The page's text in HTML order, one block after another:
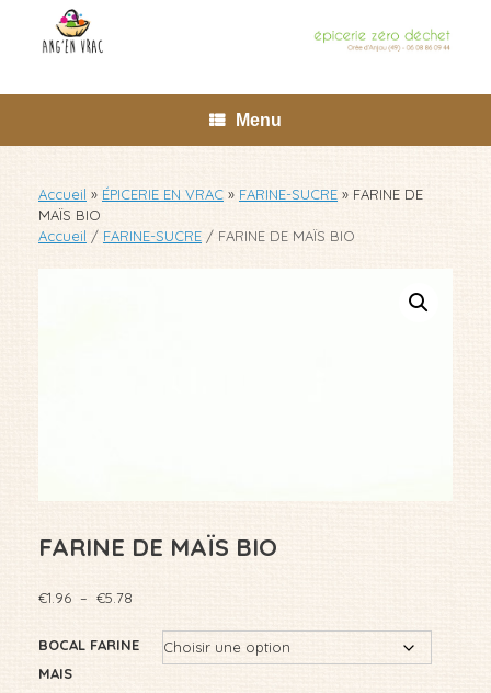
content
Menu
Accueil » ÉPICERIE EN VRAC » FARINE-SUCRE » FARINE DE
MAÏS BIO
Accueil / FARINE-SUCRE / FARINE DE MAÏS BIO
FARINE DE MAÏS BIO
€1.96 – €5.78
prix :
€1.96
BOCAL FARINE
MAIS